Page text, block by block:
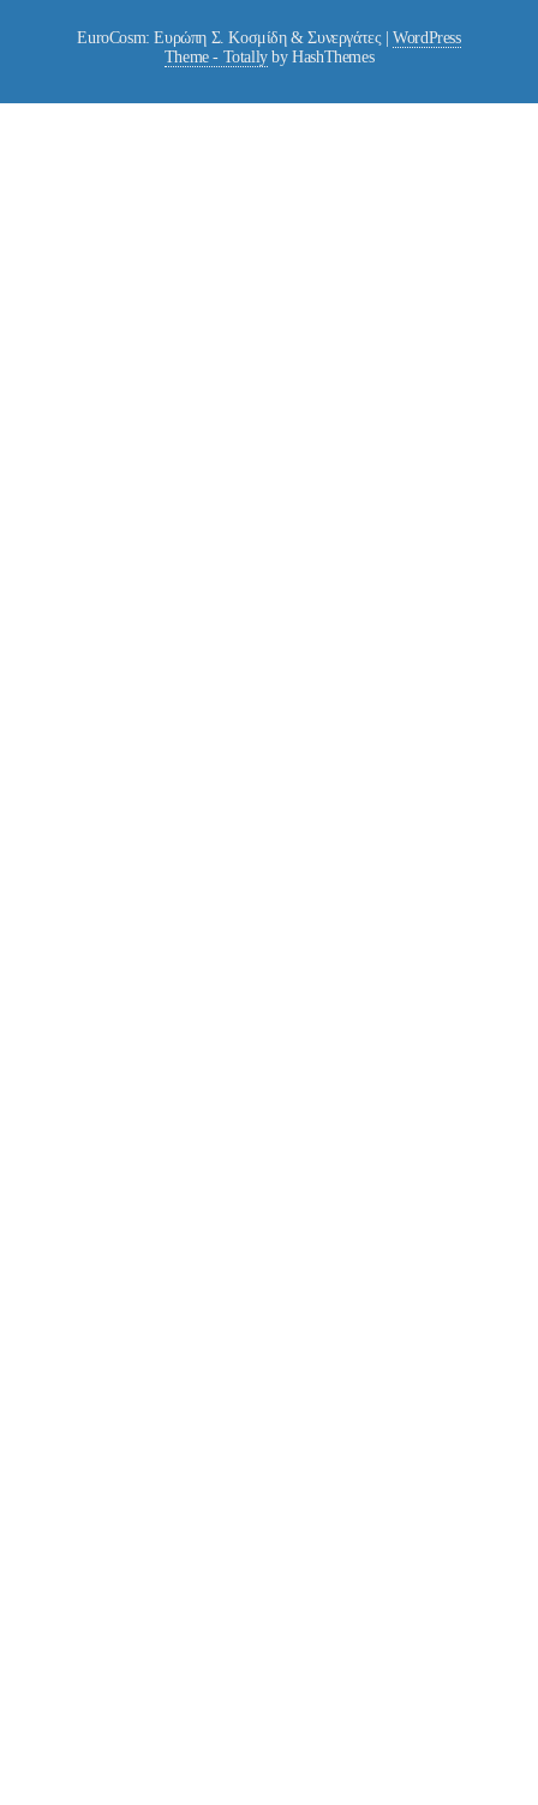
EuroCosm: Ευρώπη Σ. Κοσμίδη & Συνεργάτες |WordPress
Theme - Totallyby HashThemes